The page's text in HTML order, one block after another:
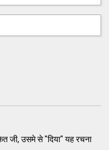
जी, उसमे से "दिया" यह रचना